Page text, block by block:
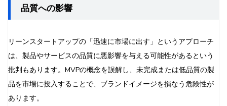
品質への影響
リーンスタートアップの「迅速に市場に出す」というアプローチ
は、製品やサービスの品質に悪影響を与える可能性があるという
批判もあります。MVPの概念を誤解し、未完成または低品質の製
品を市場に投入することで、ブランドイメージを損なう危険性が
あります。